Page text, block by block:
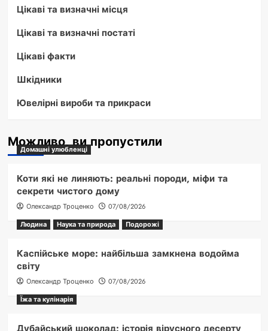
Цікаві та визначні місця
Цікаві та визначні постаті
Цікаві факти
Шкідники
Ювелірні вироби та прикраси
Можливо, ви пропустили
Домашні улюбленці
Коти які не линяють: реальні породи, міфи та
секрети чистого дому
Олександр Троценко
07/08/2026
Людина
Наука та природа Подорожі
Каспійське море: найбільша замкнена водойма
світу
Олександр Троценко
07/08/2026
Їжа та кулінарія